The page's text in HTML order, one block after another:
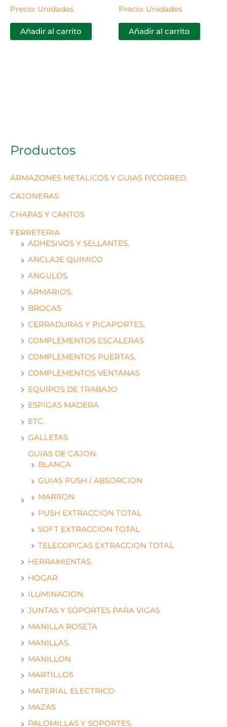
Productos
ARMAZONES METALICOS Y GUIAS P/CORRED.
CAJONERAS
CHAPAS Y CANTOS
FERRETERIA
ADHESIVOS Y SELLANTES.
ANCLAJE QUIMICO
ANGULOS
ARMARIOS.
BROCAS
CERRADURAS Y PICAPORTES.
COMPLEMENTOS ESCALERAS
COMPLEMENTOS PUERTAS.
COMPLEMENTOS VENTANAS
EQUIPOS DE TRABAJO
ESPIGAS MADERA
ETC.
GALLETAS
GUIAS DE CAJON.
BLANCA
GUIAS PUSH / ABSORCION
MARRON
PUSH EXTRACCION TOTAL
SOFT EXTRACCION TOTAL
TELECOPICAS EXTRACCION TOTAL
HERRAMIENTAS.
HOGAR
ILUMINACION
JUNTAS Y SOPORTES PARA VIGAS
MANILLA ROSETA
MANILLAS.
MANILLON
MARTILLOS
MATERIAL ELECTRICO
MAZAS
PALOMILLAS Y SOPORTES.
Precio: Unidades
Añadir al carrito
Precio: Unidades
Añadir al carrito